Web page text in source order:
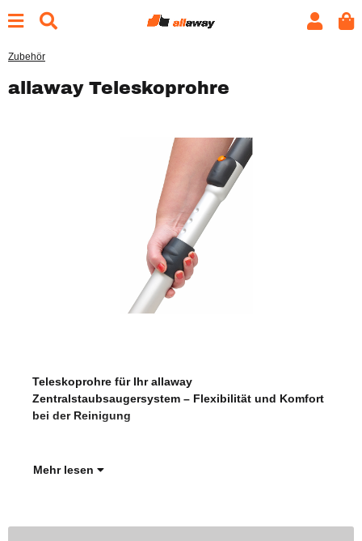
Zubehör
allaway Teleskoprohre
Teleskoprohre für Ihr allaway
Zentralstaubsaugersystem – Flexibilität und Komfort
bei der Reinigung
Mehr lesen